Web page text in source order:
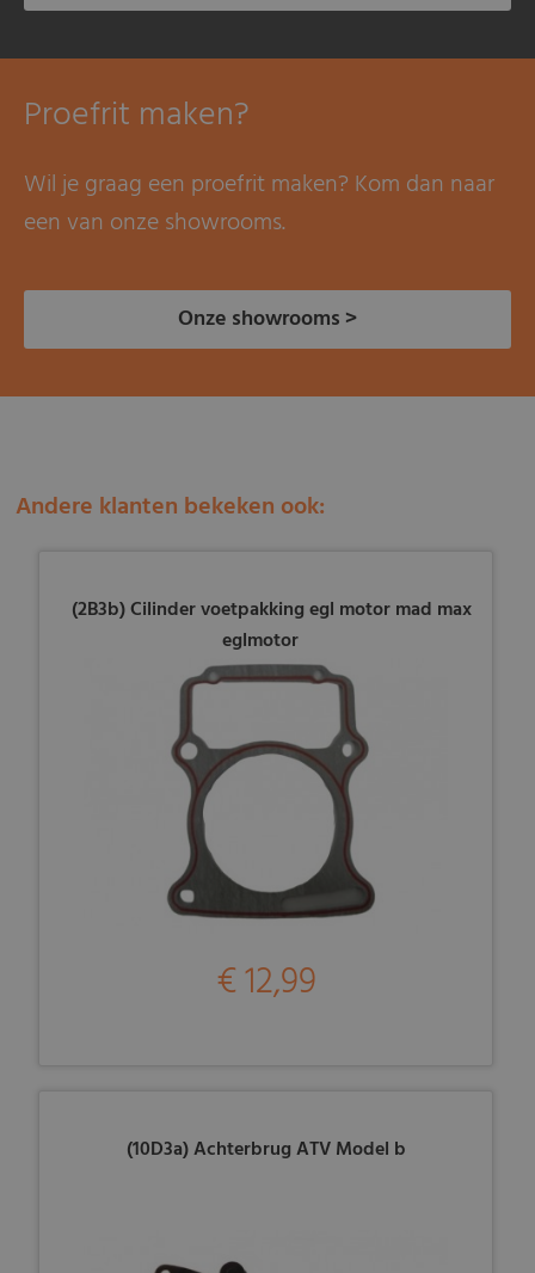
Proefrit maken?
Wil je graag een proefrit maken? Kom dan naar
een van onze showrooms.
Onze showrooms >
Andere klanten bekeken ook:
(2B3b) Cilinder voetpakking egl motor mad max
eglmotor
€ 12,99
(10D3a) Achterbrug ATV Model b